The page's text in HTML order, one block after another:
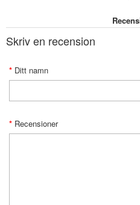
Skriv en recension
Ditt namn
Recensioner